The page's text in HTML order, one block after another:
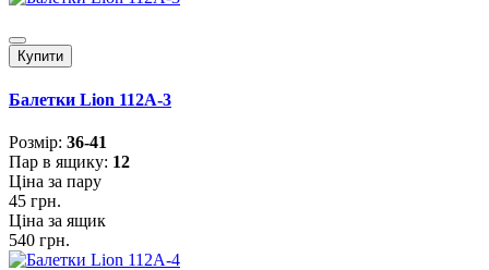
Купити
Балетки Lion 112A-3
Розмiр: 36-41
Пар в ящику: 12
Ціна за пару
45 грн.
Ціна за ящик
540 грн.